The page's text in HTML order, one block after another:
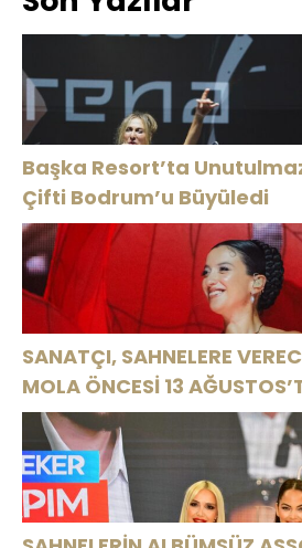
Başka Resort’ta Unutulmaz
Çifti Bodrum’u Büyüledi
SANATÇI, SAHNELERE
MOLA ÖNCESİ 13
HARBİYE’DE OLACAK!